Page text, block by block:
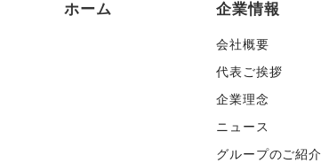
ホーム 企業情報
会社概要
代表ご挨拶
企業理念
ニュース
グループのご紹介